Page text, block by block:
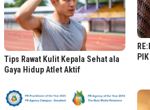
Tips Rawat Kulit Kepala Sehat ala
Gaya Hidup Atlet Aktif